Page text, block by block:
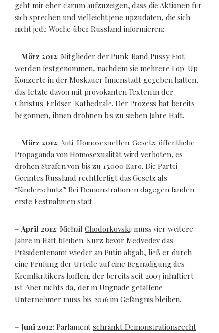
geht mir eher darum aufzuzeigen, dass die Aktionen für
sich sprechen und vielleicht jene upzudaten, die sich
nicht jede Woche über Russland informieren:
– März 2012: Mitglieder der Punk-Band Pussy Riot
werden festgenommen, nachdem sie mehrere Pop-Up-
Konzerte in der Moskauer Innenstadt gegeben hatten,
das letzte davon mit provokanten Texten in der
Christus-Erlöser-Kathedrale. Der Prozess hat bereits
begonnen, ihnen drohnen bis zu sieben Jahre Haft.
– März 2012: Anti-Homosexuellen-Gesetz: öffentliche
Propaganda von Homosexualität wird verboten, es
drohen Strafen von bis zu 13.000 Euro. Die Partei
Geeintes Russland rechtfertigt das Gesetz als
“Kinderschutz”. Bei Demonstrationen dagegen fanden
erste Festnahmen statt.
– April 2012: Michail Chodorkovskij muss vier weitere
Jahre in Haft bleiben. Kurz bevor Medvedev das
Präsidentenamt wieder an Putin abgab, ließ er durch
eine Prüfung der Urteile auf eine Begnadigung des
Kremlkritikers hoffen, der bereits seit 2003 inhaftiert
ist. Aber nichts da, der in Ungnade gefallene
Unternehmer muss bis 2016 im Gefängnis bleiben.
– Juni 2012: Parlament schränkt Demonstrationsrecht